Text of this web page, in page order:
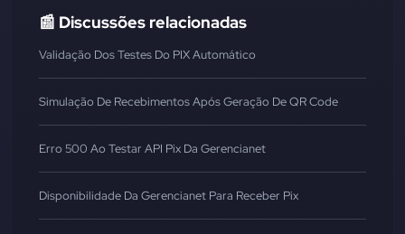
📰 Discussões relacionadas
Validação Dos Testes Do PIX Automático
Simulação De Recebimentos Após Geração De QR Code
Erro 500 Ao Testar API Pix Da Gerencianet
Disponibilidade Da Gerencianet Para Receber Pix